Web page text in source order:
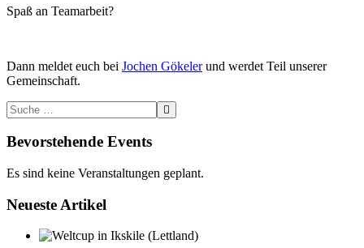
Spaß an Teamarbeit?
Dann meldet euch bei Jochen Gökelerund werdet Teil unserer
Gemeinschaft.
Bevorstehende Events
Es sind keine Veranstaltungen geplant.
Neueste Artikel